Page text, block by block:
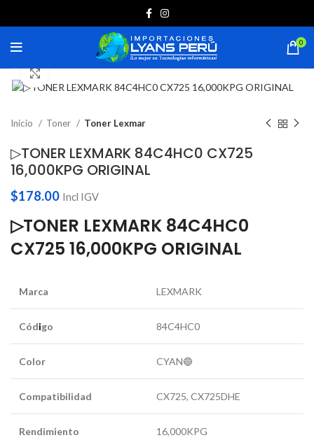
0
Inicio Toner Toner Lexmar
▷TONER LEXMARK 84C4HC0 CX725
16,000KPG ORIGINAL
$178.00 Incl IGV
▷TONER LEXMARK 84C4HC0
CX725 16,000KPG ORIGINAL
Marca LEXMARK
Código 84C4HC0
Color CYAN🔵
Compatibilidad CX725, CX725DHE
Rendimiento 16,000KPG